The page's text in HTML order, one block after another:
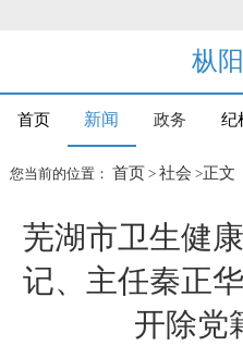
枞
首页 新闻 政务 纪
您当前的位置： 首页 > 社会 >正文
芜湖市卫生健
记、主任秦正
开除党